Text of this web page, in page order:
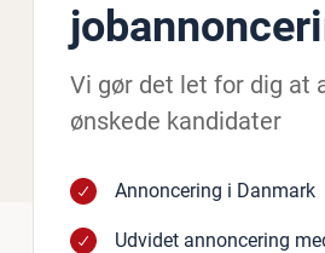
Vi gør det let for dig at
ønskede kandidater
Annoncering i Danmark
Udvidet annoncering